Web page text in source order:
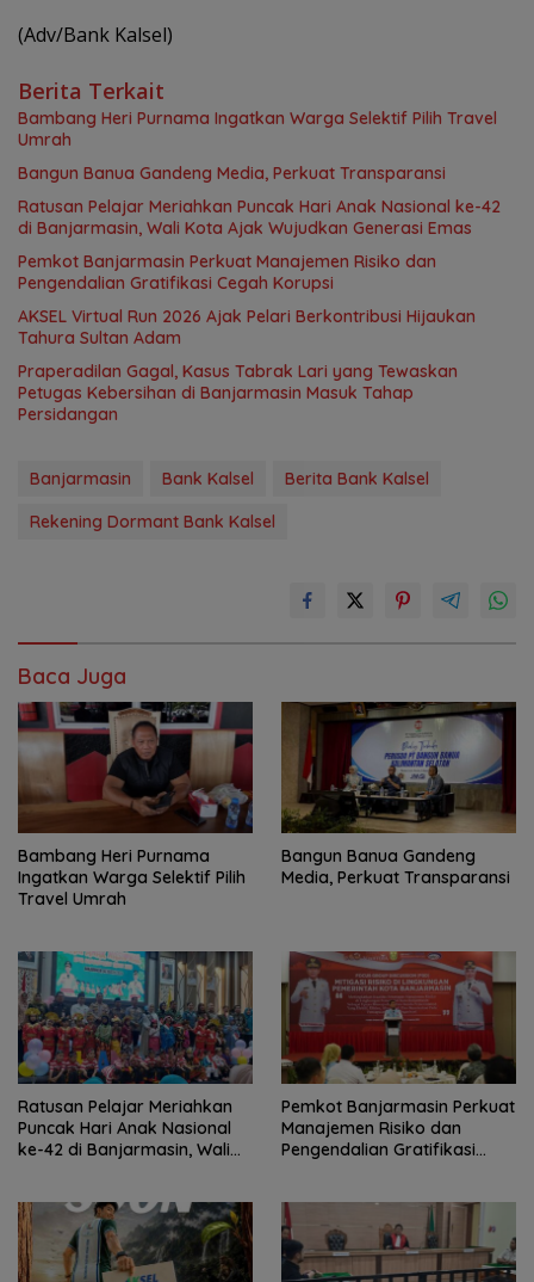
(Adv/Bank Kalsel)
Berita Terkait
Bambang Heri Purnama Ingatkan Warga Selektif Pilih Travel
Umrah
Bangun Banua Gandeng Media, Perkuat Transparansi
Ratusan Pelajar Meriahkan Puncak Hari Anak Nasional ke-42
di Banjarmasin, Wali Kota Ajak Wujudkan Generasi Emas
Pemkot Banjarmasin Perkuat Manajemen Risiko dan
Pengendalian Gratifikasi Cegah Korupsi
AKSEL Virtual Run 2026 Ajak Pelari Berkontribusi Hijaukan
Tahura Sultan Adam
Praperadilan Gagal, Kasus Tabrak Lari yang Tewaskan
Petugas Kebersihan di Banjarmasin Masuk Tahap
Persidangan
Banjarmasin Bank Kalsel
Berita Bank Kalsel
Rekening Dormant Bank Kalsel
Baca Juga
Bambang Heri Purnama
Ingatkan Warga Selektif Pilih
Travel Umrah
Bangun Banua Gandeng
Media, Perkuat Transparansi
Ratusan Pelajar Meriahkan
Puncak Hari Anak Nasional
ke-42 di Banjarmasin, Wali
Pemkot Banjarmasin Perkuat
Manajemen Risiko dan
Pengendalian Gratifikasi